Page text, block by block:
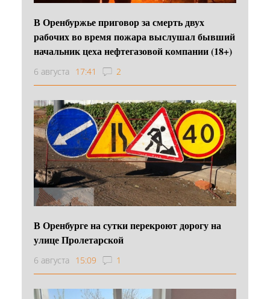
В Оренбуржье приговор за смерть двух
рабочих во время пожара выслушал бывший
начальник цеха нефтегазовой компании (18+)
6 августа 17:41 2
В Оренбурге на сутки перекроют дорогу на
улице Пролетарской
6 августа 15:09 1